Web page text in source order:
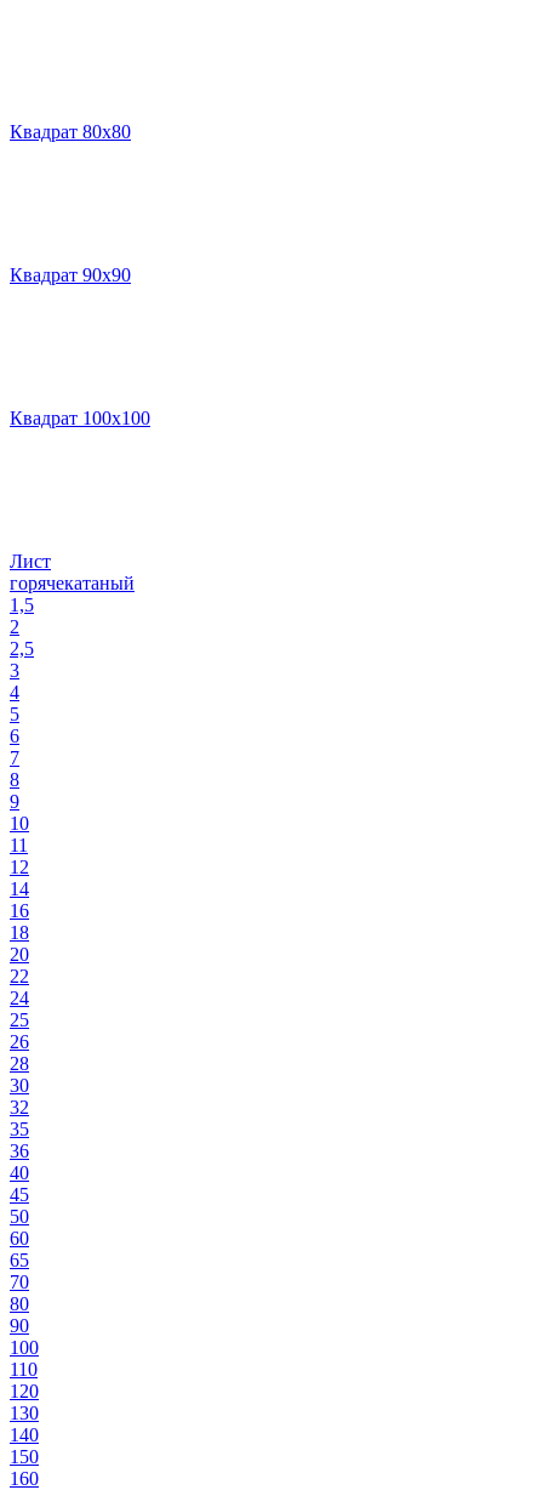
Квадрат 80х80
Квадрат 90х90
Квадрат 100х100
Лист
горячекатаный
1,5
2
2,5
3
4
5
6
7
8
9
10
11
12
14
16
18
20
22
24
25
26
28
30
32
35
36
40
45
50
60
65
70
80
90
100
110
120
130
140
150
160